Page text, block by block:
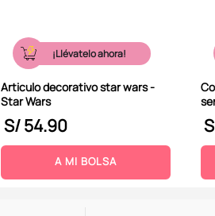
¡Llévatelo ahora!
Articulo decorativo star wars -
Star Wars
S/54.90
A MI BOLSA